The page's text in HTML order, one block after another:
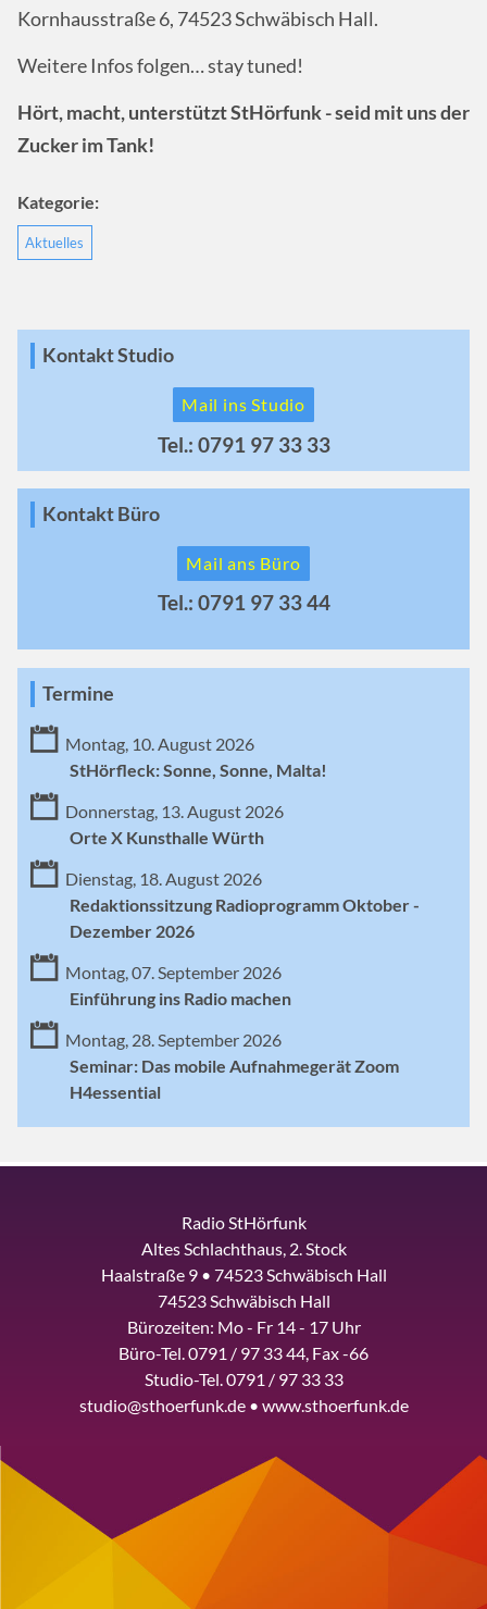
Kornhausstraße 6, 74523 Schwäbisch Hall.
Weitere Infos folgen… stay tuned!
Hört, macht, unterstützt StHörfunk - seid mit uns der
Zucker im Tank!
Kategorie:
Aktuelles
Kontakt Studio
Mail ins Studio
Tel.: 0791 97 33 33
Kontakt Büro
Mail ans Büro
Tel.: 0791 97 33 44
Termine
Montag, 10. August 2026
StHörfleck: Sonne, Sonne, Malta!
Donnerstag, 13. August 2026
Orte X Kunsthalle Würth
Dienstag, 18. August 2026
Redaktionssitzung Radioprogramm Oktober -
Dezember 2026
Montag, 07. September 2026
Einführung ins Radio machen
Montag, 28. September 2026
Seminar: Das mobile Aufnahmegerät Zoom
H4essential
Radio StHörfunk
Altes Schlachthaus, 2. Stock
Haalstraße 9 • 74523 Schwäbisch Hall
74523 Schwäbisch Hall
Bürozeiten: Mo - Fr 14 - 17 Uhr
Büro-Tel. 0791 / 97 33 44, Fax -66
Studio-Tel. 0791 / 97 33 33
studio@sthoerfunk.de • www.sthoerfunk.de